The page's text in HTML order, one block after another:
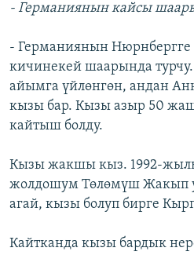
- Германиянын кайсы
- Германиянын
кичинекей шаарында
айымга үйлөнгөн, андан
кызы бар. Кызы азыр 50
кайтыш болду.
Кызы жакшы кыз. 1992-
жолдошум Төлөмүш Жакып
агай, кызы болуп бирге
Кайтканда кызы бардык